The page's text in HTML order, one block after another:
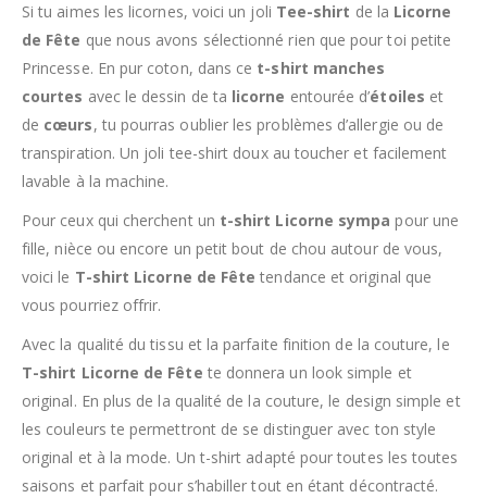
Si tu aimes les licornes, voici un joli Tee-shirt de la Licorne
de Fête que nous avons sélectionné rien que pour toi petite
Princesse. En pur coton, dans ce t-shirt manches
courtes avec le dessin de ta licorne entourée d’étoiles et
de cœurs, tu pourras oublier les problèmes d’allergie ou de
transpiration. Un joli tee-shirt doux au toucher et facilement
lavable à la machine.
Pour ceux qui cherchent un t-shirt Licorne sympa pour une
fille, nièce ou encore un petit bout de chou autour de vous,
voici le T-shirt Licorne de Fêtetendance et original que
vous pourriez offrir.
Avec la qualité du tissu et la parfaite finition de la couture, le
T-shirt Licorne de Fête te donnera un look simple et
original. En plus de la qualité de la couture, le design simple et
les couleurs tepermettront de se distinguer avec ton style
original et à la mode. Un t-shirt adapté pour toutes les toutes
saisons et parfait pour s’habiller tout en étant décontracté.